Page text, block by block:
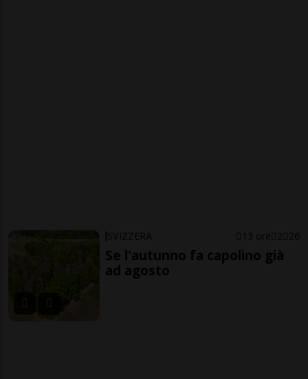
SVIZZERA 13 ore 2 26
Se l'autunno fa capolino già
ad agosto